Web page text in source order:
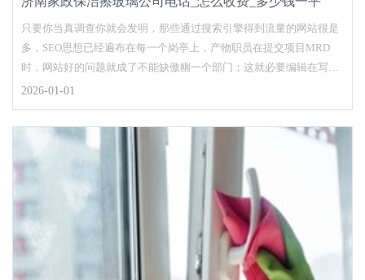
只要你当真调查你就会发明，那些通过搜索引擎得到流量的网站很是
多，SEO思想已经遍布在每一个岗亭上，产物职员在提交项目MRD
时，网站好的问题就成了不能缺傲幽一个部门；这就必要编辑在写文
章的时辰，留意问题...
2026-01-01